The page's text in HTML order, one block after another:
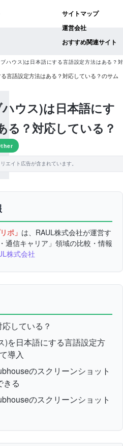
サイトマップ
運営会社
おすすめ関連サイト
ハウス)は日本語にする言語設定方法はある？
ウス)は日本語にす
る？対応している？
エイト広告が含まれています。
ポ」 は、RAUL株式会社が運営す
通信キャリア」領域の比較・情報
株式会社
している？
)を日本語にする言語設定方
導入
のスクリーンショット
きる
のスクリーンショット